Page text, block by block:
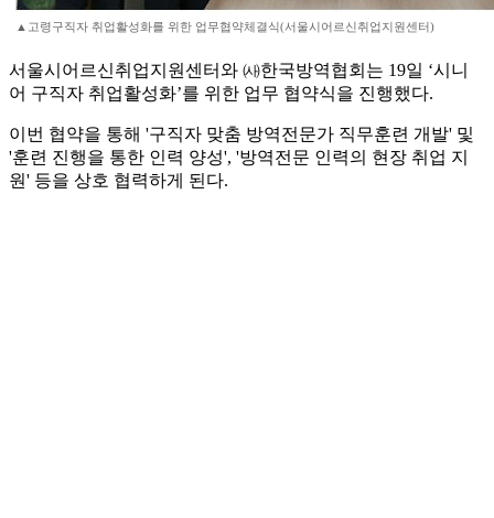
▲고령구직자 취업활성화를 위한 업무협약체결식(서울시어르신취업지원센터)
서울시어르신취업지원센터와 ㈔한국방역협회는 19일 ‘시니
어 구직자 취업활성화’를 위한 업무 협약식을 진행했다.
이번 협약을 통해 '구직자 맞춤 방역전문가 직무훈련 개발' 및
'훈련 진행을 통한 인력 양성', '방역전문 인력의 현장 취업 지
원' 등을 상호 협력하게 된다.